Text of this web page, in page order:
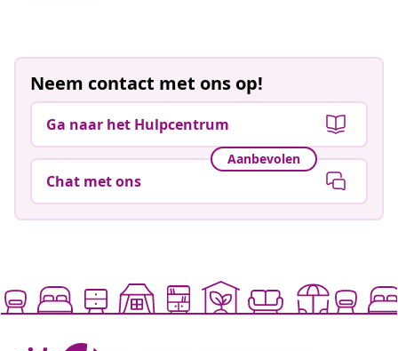
Neem contact met ons op!
Ga naar het Hulpcentrum
Aanbevolen
Chat met ons